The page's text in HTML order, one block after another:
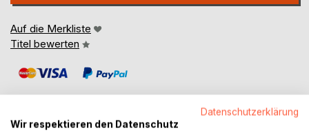
Auf die Merkliste
Titel bewerten
Datenschutzerklärung
Wir respektieren den Datenschutz